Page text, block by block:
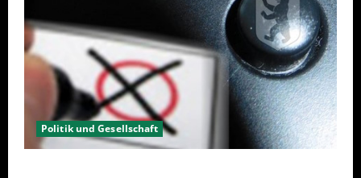
Politik und Gesellschaft